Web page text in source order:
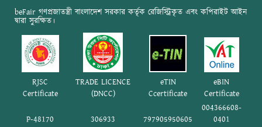
beFair গণপ্রজাতন্ত্রী বাংলাদেশ সরকার কর্তৃক রেজিস্ট্রিকৃত এবং কপিরাইট আইন
দ্বারা সুরক্ষিত।
RJSC
Certificate
TRADE LICENCE
(DNCC)
eTIN
Ccertificate
eBIN
Certificate
P-48170 306933 797905950605
004366608-
0401